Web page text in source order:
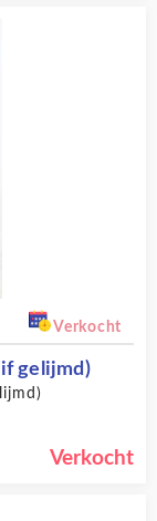
Verkocht
gelijmd)
Verkocht